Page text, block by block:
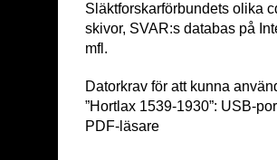
Släktforskarförbundets olika
skivor, SVAR:s databas på
mfl.
Datorkrav för att kunna
”Hortlax 1539-1930”: USB-
PDF-läsare